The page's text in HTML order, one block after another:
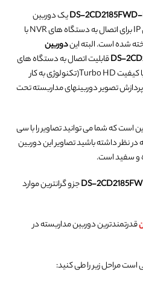
یک دوربین
مداربسته میکروفون دار با تکنولوژی IP برای اتصال به دستگاه های NVR با
دوربین
قابلیت اتصال به دستگاه های
DVR هم دارد. دستگاه های DVR با کیفیت Turbo HD(تکنولوژی به کار
تصویر دوربینهای مداربسته تحت
است که شما می توانید تصاویر را با سی
در نظر داشته باشید تصاویر این دوربین
و سفید است.
جزو گرانترین موارد
قدرتمندترین دوربین مداربسته در
مراحل زیر را طی کنید: